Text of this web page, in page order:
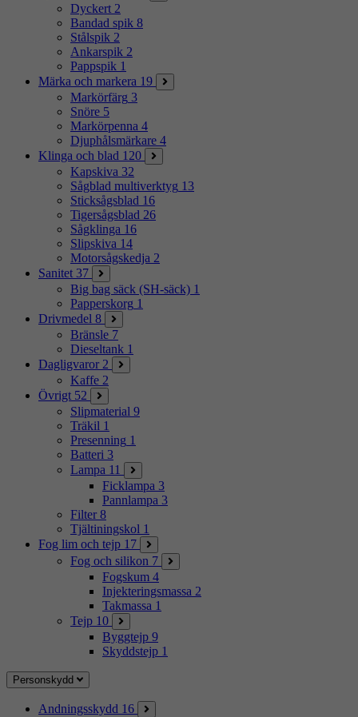
Dyckert 2
Bandad spik 8
Stålspik 2
Ankarspik 2
Pappspik 1
Märka och markera 19
Markörfärg 3
Snöre 5
Markörpenna 4
Djuphålsmärkare 4
Klinga och blad 120
Kapskiva 32
Sågblad multiverktyg 13
Sticksågsblad 16
Tigersågsblad 26
Sågklinga 16
Slipskiva 14
Motorsågskedja 2
Sanitet 37
Big bag säck (SH-säck) 1
Papperskorg 1
Drivmedel 8
Bränsle 7
Dieseltank 1
Dagligvaror 2
Kaffe 2
Övrigt 52
Slipmaterial 9
Träkil 1
Presenning 1
Batteri 3
Lampa 11
Ficklampa 3
Pannlampa 3
Filter 8
Tjältiningskol 1
Fog lim och tejp 17
Fog och silikon 7
Fogskum 4
Injekteringsmassa 2
Takmassa 1
Tejp 10
Byggtejp 9
Skyddstejp 1
Personskydd
Andningsskydd 16